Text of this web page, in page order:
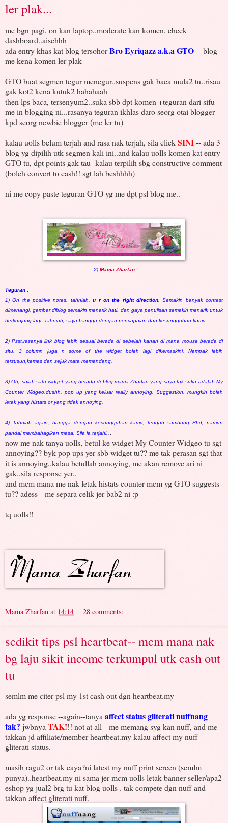
ler plak...
me bgn pagi, on kan laptop..moderate kan komen, check
dashboard..aisehhh
ada entry khas kat blog tersohorBro Eyriqazz a.k.a GTO-- blog
me kena komen ler plak
GTO buat segmen tegur menegur..suspens gak baca mula2 tu..risau
gak kot2 kena kutuk2 hahahaah
then lps baca, tersenyum2..suka sbb dpt komen +teguran dari sifu
me in blogging ni...rasanya teguran ikhlas daro seorg otai blogger
kpd seorg newbie blogger (me ler tu)
kalau uolls belum terjah and rasa nak terjah, sila clickSINI-- ada 3
blog yg dipilih utk segmen kali ini..and kalau uolls komen kat entry
GTO tu, dpt points gak tau kalau terpilih sbg constructive comment
(boleh convert to cash!! sgt lah beshhhh)
ni me copy paste teguran GTO yg me dpt psl blog me..
2) Mama Zharfan
Teguran :
1) On the positive notes, tahniah,
u r on the right direction. Semakin banyak contest
dimenangi, gambar diblog semakin menarik hati, dan gaya penulisan semakin menarik untuk
berkunjung lagi. Tahniah, saya bangga dengan pencapaian dan kesungguhan kamu.
2) Psst,rasanya link blog lebih sesuai berada di sebelah kanan di mana mouse berada di
situ, 3 column juga n some of the widget boleh lagi dikemaskini. Nampak lebih
tersusun,kemas dan sejuk mata memandang.
3) Oh, salah satu widget yang berada di blog mama Zharfan yang saya tak suka adalah My
Counter Widgeo,dushh, pop up yang keluar really annoying. Suggestion, mungkin boleh
letak yang histats or yang tidak annoying.
4) Tahniah again, bangga dengan kesungguhan kamu, tengah sambung Phd, namun
pandai membahagikan masa. Sila la terjahi.. .
now me nak tanya uolls, betul ke widget My Counter Widgeo tu sgt
annoying?? byk pop ups yer sbb widget tu?? me tak perasan sgt that
it is annoying..kalau betullah annoying, me akan remove ari ni
gak..sila response yer..
and mcm mana me nak letak histats counter mcm yg GTO suggests
tu?? adess --me separa celik jer bab2 ni :p
tq uolls!!
Mama Zharfan at 14:14 28 comments:
sedikit tips psl heartbeat-- mcm mana nak
bg laju sikit income terkumpul utk cash out
tu
semlm me citer psl my 1st cash out dgn heartbeat.my
ada yg response --again--tanyaaffect status gliterati nuffnang
tak? jwbnyaTAK!!! not at all --me memang syg kan nuff, and me
takkan jd affiliate/member heartbeat.my kalau affect my nuff
gliterati status.
masih ragu2 or tak caya?ni latest my nuff print screen (semlm
punya)..heartbeat.my ni sama jer mcm uolls letak banner seller/apa2
eshop yg jual2 brg tu kat blog uolls . tak compete dgn nuff and
takkan affect gliterati nuff.